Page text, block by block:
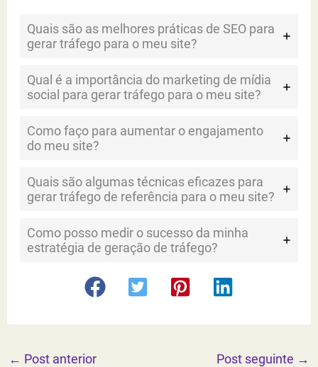
Quais são as melhores práticas de SEO para
gerar tráfego para o meu site?
Qual é a importância do marketing de mídia
social para gerar tráfego para o meu site?
Como faço para aumentar o engajamento
do meu site?
Quais são algumas técnicas eficazes para
gerar tráfego de referência para o meu site?
Como posso medir o sucesso da minha
estratégia de geração de tráfego?
← Post anterior Post seguinte →